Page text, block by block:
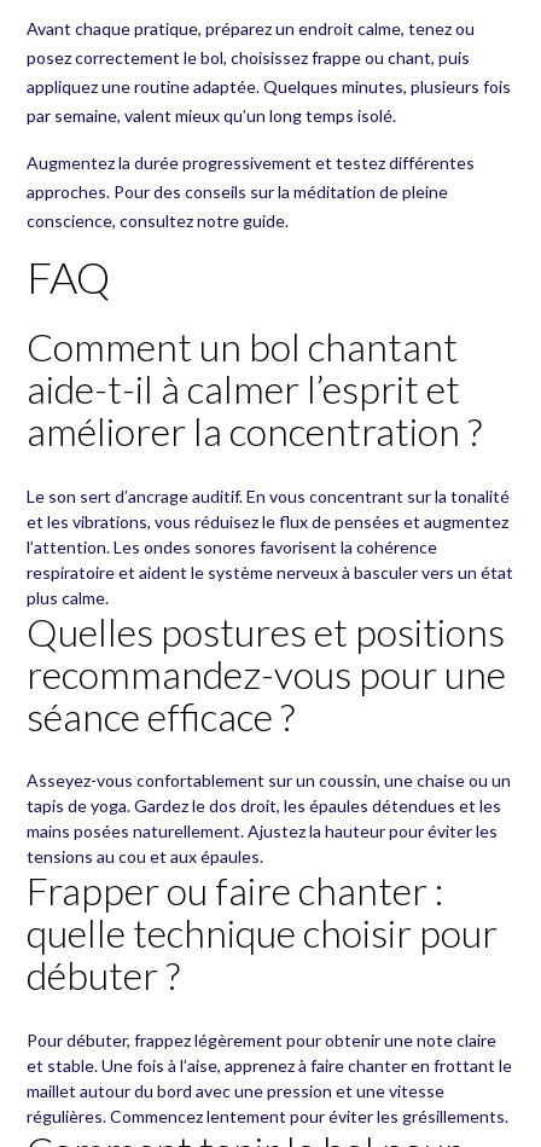
Avant chaque pratique, préparez un endroit calme, tenez ou
posez correctement le bol, choisissez frappe ou chant, puis
appliquez une routine adaptée. Quelques minutes, plusieurs fois
par semaine, valent mieux qu’un long temps isolé.
Augmentez la durée progressivement et testez différentes
approches. Pour des conseils sur la méditation de pleine
conscience, consultez notre guide.
FAQ
Comment un bol chantant
aide-t-il à calmer l’esprit et
améliorer la concentration ?
Le son sert d’ancrage auditif. En vous concentrant sur la tonalité
et les vibrations, vous réduisez le flux de pensées et augmentez
l’attention. Les ondes sonores favorisent la cohérence
respiratoire et aident le système nerveux à basculer vers un état
plus calme.
Quelles postures et positions
recommandez-vous pour une
séance efficace ?
Asseyez-vous confortablement sur un coussin, une chaise ou un
tapis de yoga. Gardez le dos droit, les épaules détendues et les
mains posées naturellement. Ajustez la hauteur pour éviter les
tensions au cou et aux épaules.
Frapper ou faire chanter :
quelle technique choisir pour
débuter ?
Pour débuter, frappez légèrement pour obtenir une note claire
et stable. Une fois à l’aise, apprenez à faire chanter en frottant le
maillet autour du bord avec une pression et une vitesse
régulières. Commencez lentement pour éviter les grésillements.